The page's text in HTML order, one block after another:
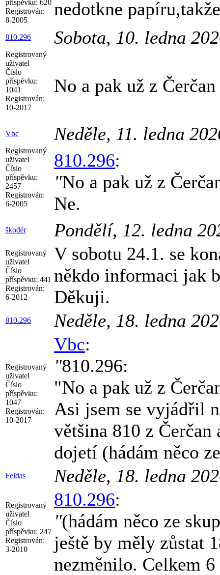
příspěvku: 620
Registrován:
8-2005
nedotkne
810.296 Sobota, 10. ledna
Registrovaný
uživatel
Číslo
příspěvku:
1041
Registrován:
10-2017
No a pak už z
Vbc Neděle, 11. ledna
Registrovaný
uživatel
Číslo
příspěvku:
2457
Registrován:
6-2005
810.296:
"No a pak už z
Ne.
škodér Pondělí, 12. ledna
Registrovaný
uživatel
Číslo
příspěvku: 441
Registrován:
6-2012
V sobotu 24.1. se
někdo informaci jak
Děkuji.
810.296 Neděle, 18. ledna
Registrovaný
uživatel
Číslo
příspěvku:
1047
Registrován:
10-2017
Vbc:
"810.296:
"No a pak už z
Asi jsem se vyjádřil
většina 810 z
dojetí (hádám něco
Feldas Neděle, 18. ledna
Registrovaný
uživatel
Číslo
příspěvku: 247
Registrován:
3-2010
810.296:
"(hádám něco ze
ještě by měly zůstat
nezměnilo. Celkem 6